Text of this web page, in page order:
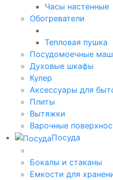
Часы настенные
Обогреватели
Тепловая пушка
Посудомоечные
Духовые шкафы
Кулер
Аксессуары для
Плиты
Вытяжки
Варочные
Посуда
Бокалы и стаканы
Емкости для